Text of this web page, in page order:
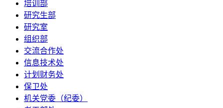
培训部
研究生部
研究室
组织部
交流合作处
信息技术处
计划财务处
保卫处
机关党委（纪委）